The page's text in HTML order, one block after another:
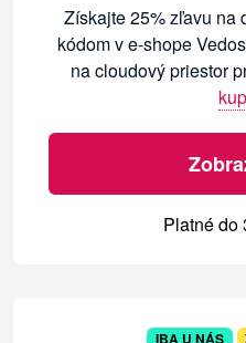
Získajte 25% zľavu na
kódom v e-shope
na cloudový priestor
Platné do
IBA U NÁS